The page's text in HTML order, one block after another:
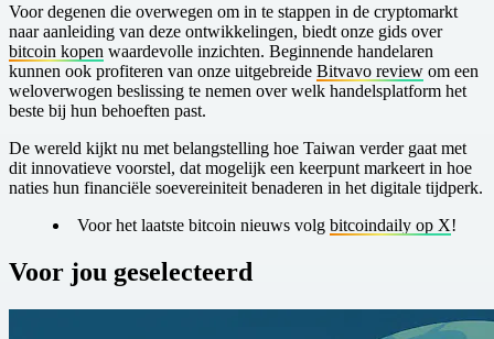
Voor degenen die overwegen om in te stappen in de cryptomarkt
naar aanleiding van deze ontwikkelingen, biedt onze gids over
bitcoin kopen waardevolle inzichten. Beginnende handelaren
kunnen ook profiteren van onze uitgebreide Bitvavo review om een
weloverwogen beslissing te nemen over welk handelsplatform het
beste bij hun behoeften past.
De wereld kijkt nu met belangstelling hoe Taiwan verder gaat met
dit innovatieve voorstel, dat mogelijk een keerpunt markeert in hoe
naties hun financiële soevereiniteit benaderen in het digitale tijdperk.
Voor het laatste bitcoin nieuws volg bitcoindaily op X!
Voor jou geselecteerd